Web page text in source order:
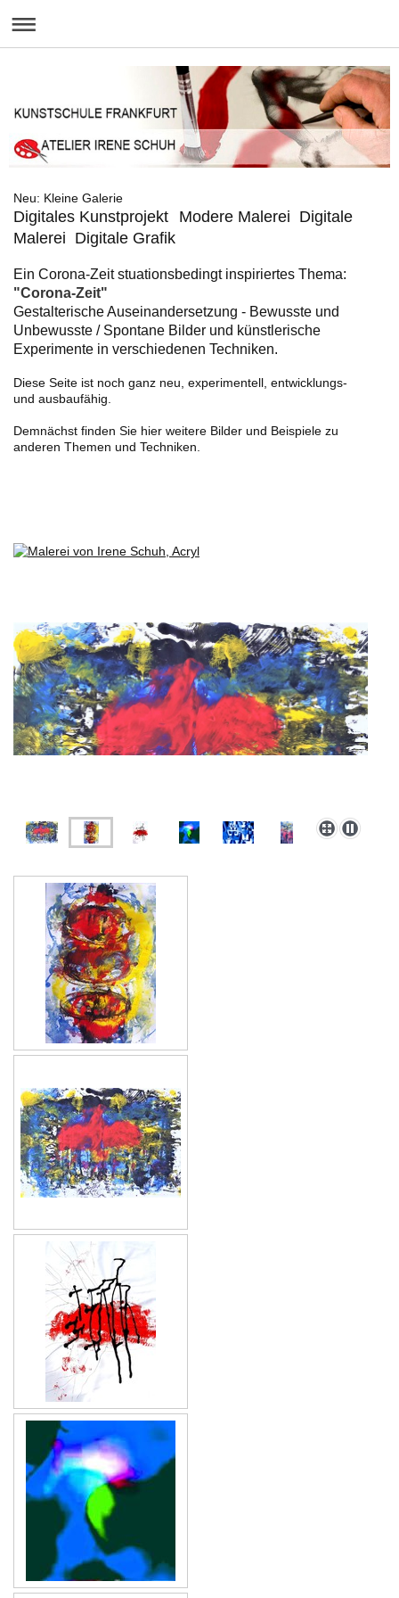
Neu: Kleine Galerie
Digitales Kunstprojekt
Modere Malerei Digitale
Malerei Digitale Grafik
Ein Corona-Zeit stuationsbedingt inspiriertes Thema:
"Corona-Zeit"
Gestalterische Auseinandersetzung - Bewusste und
Unbewusste / Spontane Bilder und künstlerische
Experimente in verschiedenen Techniken.
Diese Seite ist noch ganz neu, experimentell, entwicklungs-
und ausbaufähig.
Demnächst finden Sie hier weitere Bilder und Beispiele zu
anderen Themen und Techniken.